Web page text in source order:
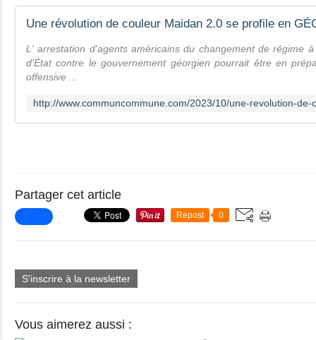
L' arrestation d'agents américains du changement de régime
d'État contre le gouvernement géorgien pourrait être en
offensive ...
Partager cet article
Repost 0
S'inscrire à la newsletter
Vous aimerez aussi :